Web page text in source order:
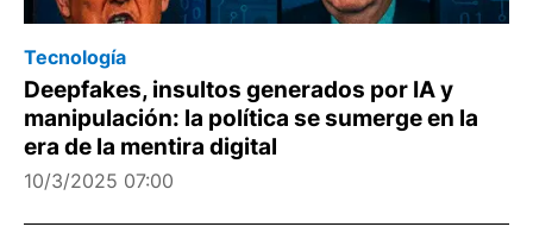
Tecnología
Deepfakes, insultos generados por IA y
manipulación: la política se sumerge en la
era de la mentira digital
10/3/2025 07:00